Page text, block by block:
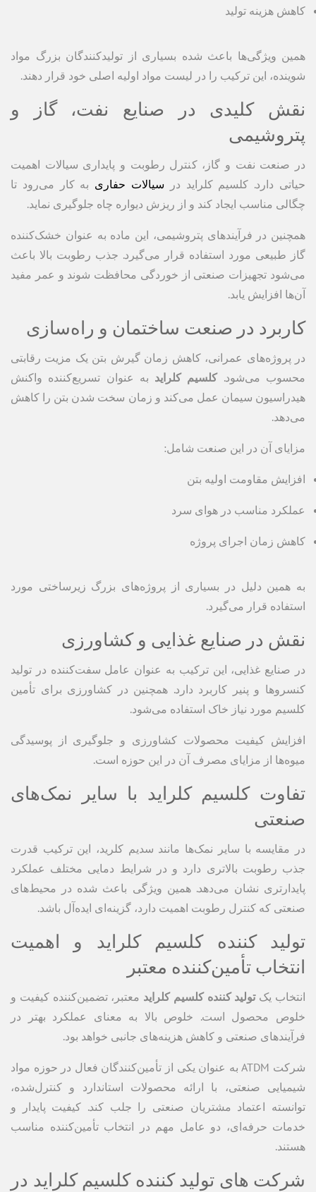
کاهش هزینه تولید
همین ویژگی‌ها باعث شده بسیاری از تولیدکنندگان بزرگ مواد
شوینده، این ترکیب را در لیست مواد اولیه اصلی خود قرار دهند.
نقش کلیدی در صنایع نفت، گاز و
پتروشیمی
در صنعت نفت و گاز، کنترل رطوبت و پایداری سیالات اهمیت
حیاتی دارد. کلسیم کلراید در سیالات حفاری به کار می‌رود تا
چگالی مناسب ایجاد کند و از ریزش دیواره چاه جلوگیری نماید.
همچنین در فرآیندهای پتروشیمی، این ماده به عنوان خشک‌کننده
گاز طبیعی مورد استفاده قرار می‌گیرد. جذب رطوبت بالا باعث
می‌شود تجهیزات صنعتی از خوردگی محافظت شوند و عمر مفید
آن‌ها افزایش یابد.
کاربرد در صنعت ساختمان و راه‌سازی
در پروژه‌های عمرانی، کاهش زمان گیرش بتن یک مزیت رقابتی
محسوب می‌شود.کلسیم کلراید به عنوان تسریع‌کننده واکنش
هیدراسیون سیمان عمل می‌کند و زمان سخت شدن بتن را کاهش
می‌دهد.
مزایای آن در این صنعت شامل:
افزایش مقاومت اولیه بتن
عملکرد مناسب در هوای سرد
کاهش زمان اجرای پروژه
به همین دلیل در بسیاری از پروژه‌های بزرگ زیرساختی مورد
استفاده قرار می‌گیرد.
نقش در صنایع غذایی و کشاورزی
در صنایع غذایی، این ترکیب به عنوان عامل سفت‌کننده در تولید
کنسروها و پنیر کاربرد دارد. همچنین در کشاورزی برای تأمین
کلسیم مورد نیاز خاک استفاده می‌شود.
افزایش کیفیت محصولات کشاورزی و جلوگیری از پوسیدگی
میوه‌ها از مزایای مصرف آن در این حوزه است.
تفاوت کلسیم کلراید با سایر نمک‌های
صنعتی
در مقایسه با سایر نمک‌ها مانند سدیم کلرید، این ترکیب قدرت
جذب رطوبت بالاتری دارد و در شرایط دمایی مختلف عملکرد
پایدارتری نشان می‌دهد. همین ویژگی باعث شده در محیط‌های
صنعتی که کنترل رطوبت اهمیت دارد، گزینه‌ای ایده‌آل باشد.
تولید کننده کلسیم کلراید و اهمیت
انتخاب تأمین‌کننده معتبر
انتخاب یکتولید کننده کلسیم کلراید معتبر، تضمین‌کننده کیفیت و
خلوص محصول است. خلوص بالا به معنای عملکرد بهتر در
فرآیندهای صنعتی و کاهش هزینه‌های جانبی خواهد بود.
شرکت ATDM به عنوان یکی از تأمین‌کنندگان فعال در حوزه مواد
شیمیایی صنعتی، با ارائه محصولات استاندارد و کنترل‌شده،
توانسته اعتماد مشتریان صنعتی را جلب کند. کیفیت پایدار و
خدمات حرفه‌ای، دو عامل مهم در انتخاب تأمین‌کننده مناسب
هستند.
شرکت های تولید کننده کلسیم کلراید در